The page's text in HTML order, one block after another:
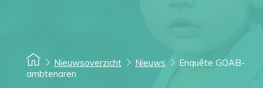
Nieuwsoverzicht Nieuws
Enquête GOAB-
ambtenaren